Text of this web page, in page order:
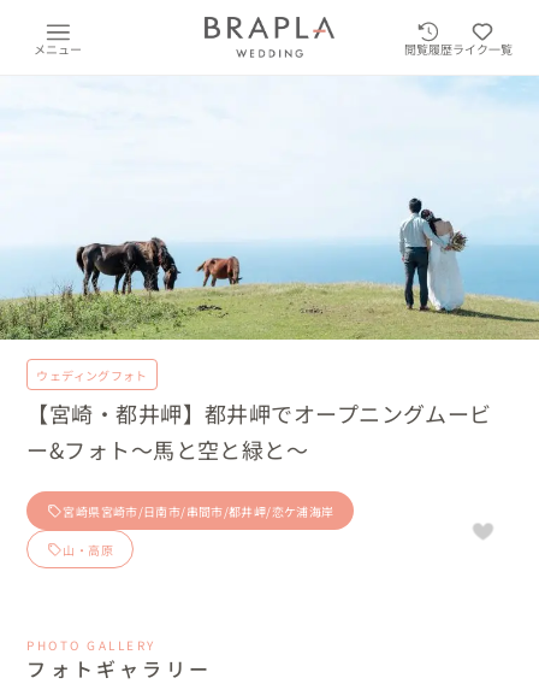
メニュー 閲覧履歴ライク一覧
ウェディングフォト
【宮崎・都井岬】都井岬でオープニングムービ
ー&フォト〜馬と空と緑と〜
宮崎県宮崎市/日南市/串間市/都井岬/恋ケ浦海岸
山・高原
PHOTO GALLERY
フォトギャラリー